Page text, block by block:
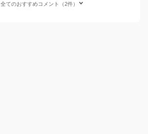
全てのおすすめコメント（2件）